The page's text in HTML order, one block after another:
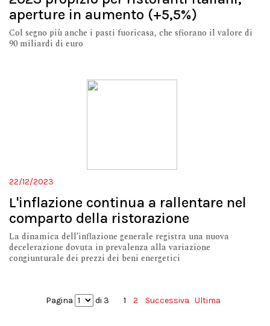
aperture in aumento (+5,5%)
Col segno più anche i pasti fuoricasa, che sfiorano il valore di
90 miliardi di euro
22/12/2023
L'inflazione continua a rallentare nel
comparto della ristorazione
La dinamica dell’inflazione generale registra una nuova
decelerazione dovuta in prevalenza alla variazione
congiunturale dei prezzi dei beni energetici
Pagina di 3 1 2 Successiva Ultima